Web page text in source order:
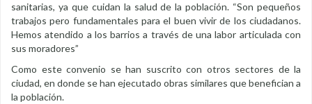
sanitarias, ya que cuidan la salud de la población. “Son pequeños
trabajos pero fundamentales para el buen vivir de los ciudadanos.
Hemos atendido a los barrios a través de una labor articulada con
sus moradores”
Como este convenio se han suscrito con otros sectores de la
ciudad, en donde se han ejecutado obras similares que benefician a
la población.